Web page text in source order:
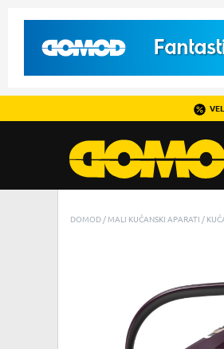
DOMOD MALI KUĆANSKI APARATI